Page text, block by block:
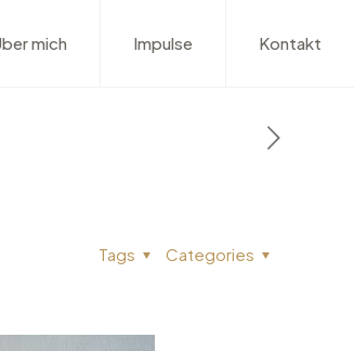
mich Impulse Kontakt
Categories
Tags